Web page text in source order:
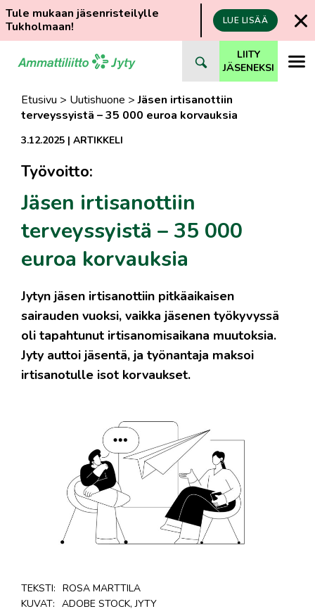
Tule mukaan jäsenristeilylle
Tukholmaan!
LUE LISÄÄ
suoraan
LIITY
JÄSENEKSI
Etusivu > Uutishuone >Jäsen irtisanottiin
terveyssyistä – 35 000 euroa korvauksia
3.12.2025 | ARTIKKELI
Työvoitto:
Jäsen irtisanottiin
terveyssyistä – 35 000
euroa korvauksia
Jytyn jäsen irtisanottiin pitkäaikaisen
sairauden vuoksi, vaikka jäsenen työkyvyssä
oli tapahtunut irtisanomisaikana muutoksia.
Jyty auttoi jäsentä, ja työnantaja maksoi
irtisanotulle isot korvaukset.
TEKSTI: ROSA MARTTILA
KUVAT: ADOBE STOCK, JYTY